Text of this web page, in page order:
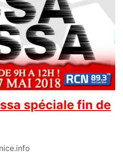
spéciale fin de